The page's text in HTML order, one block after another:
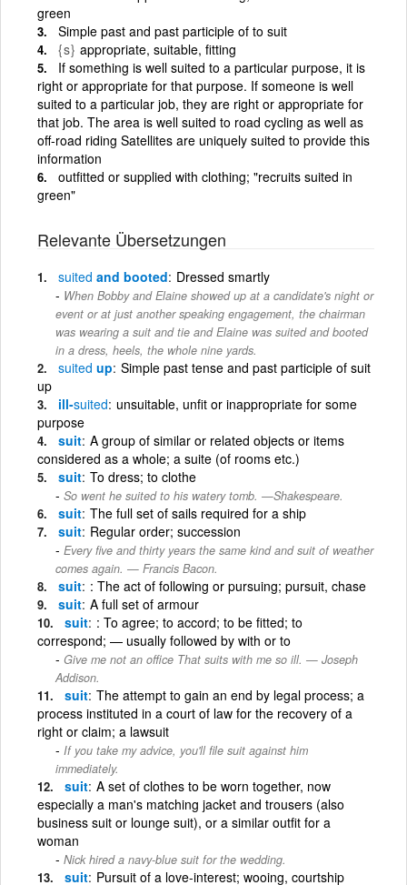
green
Simple past and past participle of to suit
{s} appropriate, suitable, fitting
If something is well suited to a particular purpose, it is
right or appropriate for that purpose. If someone is well
suited to a particular job, they are right or appropriate for
that job. The area is well suited to road cycling as well as
off-road riding Satellites are uniquely suited to provide this
information
outfitted or supplied with clothing; "recruits suited in
green"
Relevante Übersetzungen
suited and booted Dressed smartly
When Bobby and Elaine showed up at a candidate's night or
event or at just another speaking engagement, the chairman
was wearing a suit and tie and Elaine was suited and booted
in a dress, heels, the whole nine yards.
suited up Simple past tense and past participle of suit
up
ill-suited unsuitable, unfit or inappropriate for some
purpose
suit A group of similar or related objects or items
considered as a whole; a suite (of rooms etc.)
suit To dress; to clothe
So went he suited to his watery tomb. —Shakespeare.
suit The full set of sails required for a ship
suit Regular order; succession
Every five and thirty years the same kind and suit of weather
comes again. — Francis Bacon.
suit : The act of following or pursuing; pursuit, chase
suit A full set of armour
suit : To agree; to accord; to be fitted; to
correspond; — usually followed by with or to
Give me not an office That suits with me so ill. — Joseph
Addison.
suit The attempt to gain an end by legal process; a
process instituted in a court of law for the recovery of a
right or claim; a lawsuit
If you take my advice, you'll file suit against him
immediately.
suit A set of clothes to be worn together, now
especially a man's matching jacket and trousers (also
business suit or lounge suit), or a similar outfit for a
woman
Nick hired a navy-blue suit for the wedding.
suit Pursuit of a love-interest; wooing, courtship